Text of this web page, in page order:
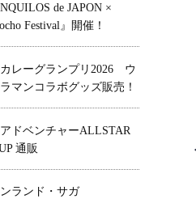
de JAPON ×
Festival』開催！
レーグランプリ2026 ウ
マンコラボグッズ販売！
ドベンチャーALLSTAR
通販
ランド・サガ